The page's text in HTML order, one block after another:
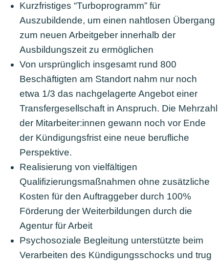
Kurzfristiges “Turboprogramm” für
Auszubildende, um einen nahtlosen Übergang
zum neuen Arbeitgeber innerhalb der
Ausbildungszeit zu ermöglichen
Von ursprünglich insgesamt rund 800
Beschäftigten am Standort nahm nur noch
etwa 1/3 das nachgelagerte Angebot einer
Transfergesellschaft in Anspruch. Die Mehrzahl
der Mitarbeiter:innen gewann noch vor Ende
der Kündigungsfrist eine neue berufliche
Perspektive.
Realisierung von vielfältigen
Qualifizierungsmaßnahmen ohne zusätzliche
Kosten für den Auftraggeber durch 100%
Förderung der Weiterbildungen durch die
Agentur für Arbeit
Psychosoziale Begleitung unterstützte beim
Verarbeiten des Kündigungsschocks und trug